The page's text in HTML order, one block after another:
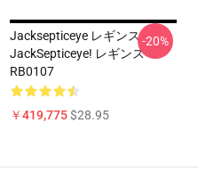
Jacksepticeye レギンス -
JackSepticeye! レギンス
RB0107
￥419,775$28.95
-20%